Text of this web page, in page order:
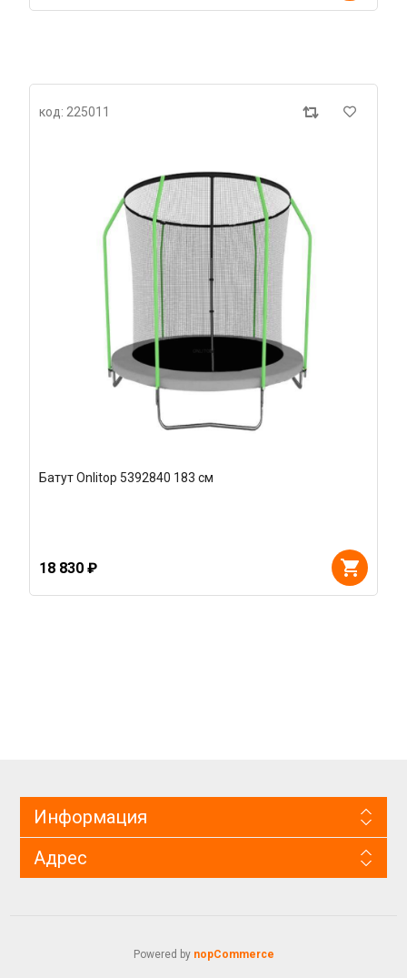
код: 225011
Батут Onlitop 5392840 183 см
18 830 ₽
Информация
Адрес
Powered by nopCommerce